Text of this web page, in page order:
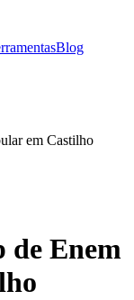
Blog
em Castilho
de Enem